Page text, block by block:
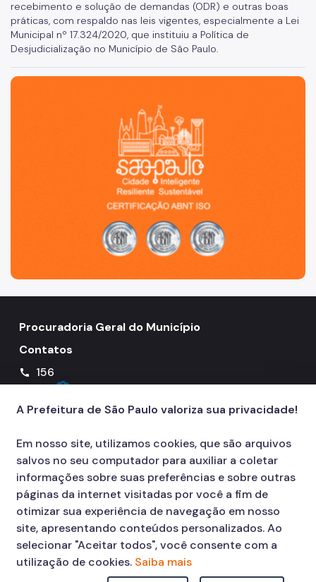
recebimento e solução de demandas (ODR) e outras boas
práticas, com respaldo nas leis vigentes, especialmente a Lei
Municipal nº 17.324/2020, que instituiu a Política de
Desjudicialização no Município de São Paulo.
São Paulo, cidade inteligente, resiliente e sustentável
Procuradoria Geral do Município
Contatos
call 156
A Prefeitura de São Paulo valoriza sua privacidade!
Em nosso site, utilizamos cookies, que são arquivos
salvos no seu computador para auxiliar a coletar
informações sobre suas preferências e sobre outras
páginas da internet visitadas por você a fim de
otimizar sua experiência de navegação em nosso
site, apresentando conteúdos personalizados. Ao
selecionar "Aceitar todos", você consente com a
utilização de cookies. Saiba mais